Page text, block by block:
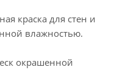
краска для стен и
влажностью.
окрашенной